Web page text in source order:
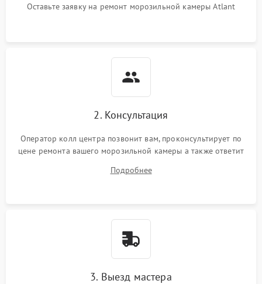
Оставьте заявку на ремонт морозильной камеры Atlant
2. Консультация
Оператор колл центра позвонит вам, проконсультирует по
цене ремонта вашего морозильной камеры а также ответит
Подробнее
3. Выезд мастера